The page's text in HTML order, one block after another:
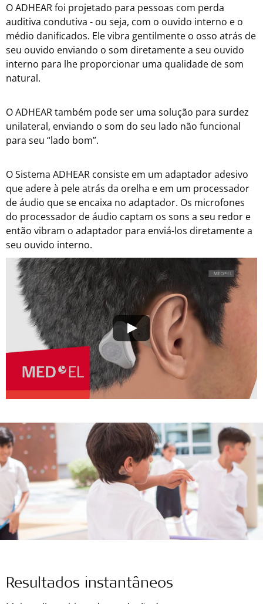
O ADHEAR foi projetado para pessoas com perda
auditiva condutiva - ou seja, com o ouvido interno e o
médio danificados. Ele vibra gentilmente o osso atrás de
seu ouvido enviando o som diretamente a seu ouvido
interno para lhe proporcionar uma qualidade de som
natural.
O ADHEAR também pode ser uma solução para surdez
unilateral, enviando o som do seu lado não funcional
para seu “lado bom”.
O Sistema ADHEAR consiste em um adaptador adesivo
que adere à pele atrás da orelha e em um processador
de áudio que se encaixa no adaptador. Os microfones
do processador de áudio captam os sons a seu redor e
então vibram o adaptador para enviá-los diretamente a
seu ouvido interno.
Resultados instantâneos